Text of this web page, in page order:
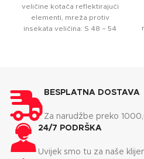
veličine kotača reflektirajući
elementi, mreža protiv
insekata veličina: S 48 – 54
BESPLATNA DOSTAVA
Za narudžbe preko
24/7 PODRŠKA
Uvijek smo tu za naše